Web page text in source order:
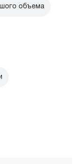
объема